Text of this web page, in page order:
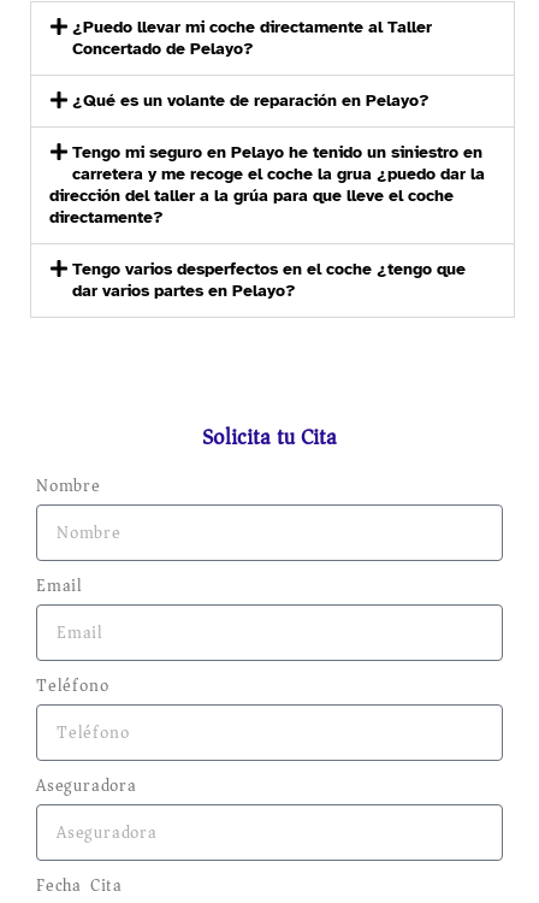
¿Puedo llevar mi coche directamente al Taller
Concertado de Pelayo?
¿Qué es un volante de reparación en Pelayo?
Tengo mi seguro en Pelayo he tenido un siniestro en
carretera y me recoge el coche la grua ¿puedo dar la
dirección del taller a la grúa para que lleve el coche
directamente?
Tengo varios desperfectos en el coche ¿tengo que
dar varios partes en Pelayo?
Solicita tu Cita
Nombre
Email
Teléfono
Aseguradora
Fecha Cita